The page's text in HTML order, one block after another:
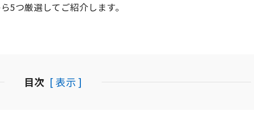
5つ厳選してご紹介します。
目次 [ 表示 ]